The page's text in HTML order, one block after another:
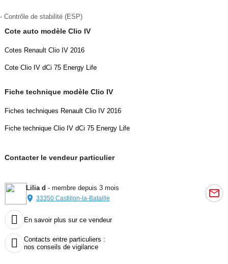
- Contrôle de stabilité (ESP)
Cote auto modèle Clio IV
Cotes Renault Clio IV 2016
Cote Clio IV dCi 75 Energy Life
Fiche technique modèle Clio IV
Fiches techniques Renault Clio IV 2016
Fiche technique Clio IV dCi 75 Energy Life
Contacter le vendeur particulier
Lilia d - membre depuis 3 mois
33350 Castillon-la-Bataille
 En savoir plus sur ce vendeur

Contacts entre particuliers :
nos conseils de vigilance